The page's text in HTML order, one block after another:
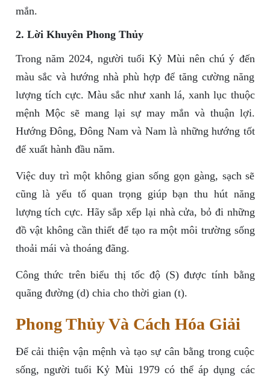
mắn.
2. Lời Khuyên Phong Thủy
Trong năm 2024, người tuổi Kỷ Mùi nên chú ý đến
màu sắc và hướng nhà phù hợp để tăng cường năng
lượng tích cực. Màu sắc như xanh lá, xanh lục thuộc
mệnh Mộc sẽ mang lại sự may mắn và thuận lợi.
Hướng Đông, Đông Nam và Nam là những hướng tốt
để xuất hành đầu năm.
Việc duy trì một không gian sống gọn gàng, sạch sẽ
cũng là yếu tố quan trọng giúp bạn thu hút năng
lượng tích cực. Hãy sắp xếp lại nhà cửa, bỏ đi những
đồ vật không cần thiết để tạo ra một môi trường sống
thoải mái và thoáng đãng.
Công thức trên biểu thị tốc độ (S) được tính bằng
quãng đường (d) chia cho thời gian (t).
Phong Thủy Và Cách Hóa Giải
Để cải thiện vận mệnh và tạo sự cân bằng trong cuộc
sống, người tuổi Kỷ Mùi 1979 có thể áp dụng các